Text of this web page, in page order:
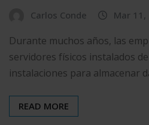
Carlos Conde Mar 11,
Durante muchos años, las
servidores físicos instalados
instalaciones para almacenar
READ MORE